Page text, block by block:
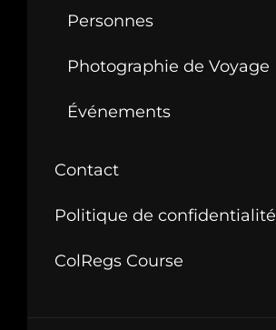
Personnes
Photographie de Voyage
Événements
Contact
Politique de confidentialité
ColRegs Course